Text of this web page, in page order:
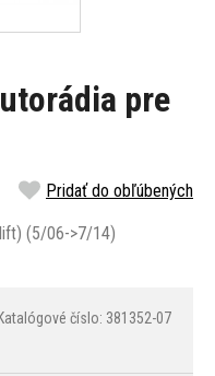
pre
Pridať do obľúbených
(5/06->7/14)
Katalógové číslo: 381352-07